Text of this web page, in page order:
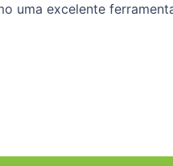
uma excelente